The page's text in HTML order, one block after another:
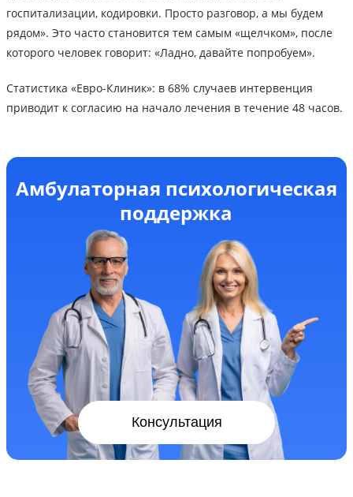
госпитализации, кодировки. Просто разговор, а мы будем
рядом». Это часто становится тем самым «щелчком», после
которого человек говорит: «Ладно, давайте попробуем».
Статистика «Евро-Клиник»: в 68% случаев интервенция
приводит к согласию на начало лечения в течение 48 часов.
Амбулаторная психологическая
поддержка
Консультация